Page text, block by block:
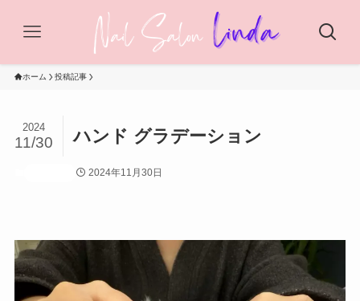
ホーム 投稿記事
ハンド グラデーション
2024
11/30
2024年11月30日